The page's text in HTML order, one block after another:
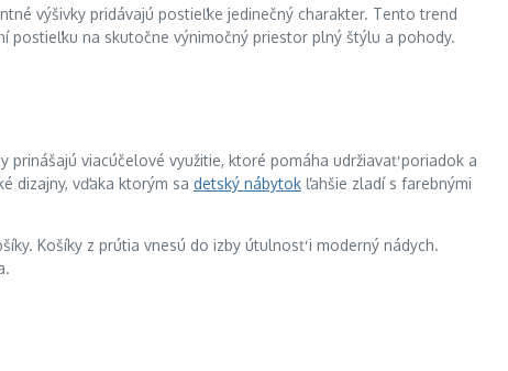
výšivky pridávajú postieľke jedinečný charakter. Tento trend
postieľku na skutočne výnimočný priestor plný štýlu a pohody.
viacúčelové využitie, ktoré pomáha udržiavať poriadok a
dizajny, vďaka ktorým sa detský nábytok ľahšie zladí s farebnými
Košíky z prútia vnesú do izby útulnosť i moderný nádych.